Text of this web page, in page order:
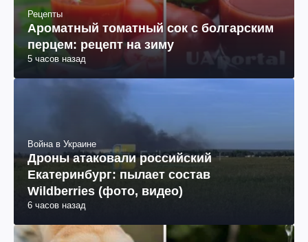
Рецепты
Ароматный томатный сок с болгарским
перцем: рецепт на зиму
5 часов назад
Война в Украине
Дроны атаковали российский
Екатеринбург: пылает состав
Wildberries (фото, видео)
6 часов назад